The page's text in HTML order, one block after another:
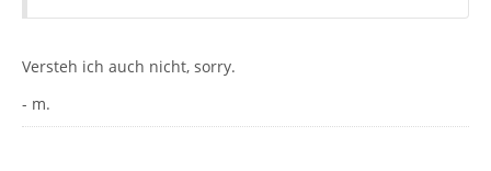
Versteh ich auch nicht, sorry.
- m.